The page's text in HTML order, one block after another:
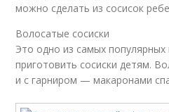
можно сделать из сосисок
Волосатые сосиски
Это одно из самых
приготовить сосиски детям.
и с гарниром — макаронами